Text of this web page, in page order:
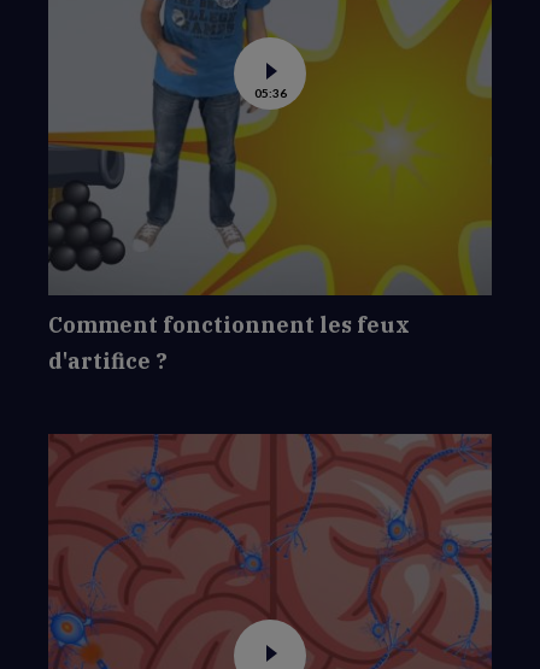
Voir
la
vidéo
de
?
05:36
Comment fonctionnent les feux
d'artifice ?
Voir